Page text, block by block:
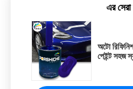
এর
অটো
পেইন্ট সহজ